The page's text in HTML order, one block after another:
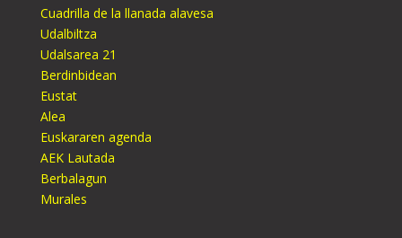
Cuadrilla de la llanada alavesa
Udalbiltza
Udalsarea 21
Berdinbidean
Eustat
Alea
Euskararen agenda
AEK Lautada
Berbalagun
Murales